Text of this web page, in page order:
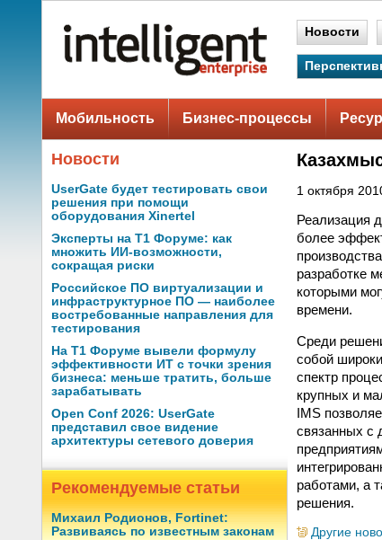
Новости
Мобильность Бизнес-процессы
Новости
UserGate будет тестировать свои
решения при помощи
оборудования Xinertel
Эксперты на Т1 Форуме: как
множить ИИ-возможности,
сокращая риски
Российское ПО виртуализации и
инфраструктурное ПО — наиболее
востребованные направления для
тестирования
На Т1 Форуме вывели формулу
эффективности ИТ с точки зрения
бизнеса: меньше тратить, больше
зарабатывать
Open Conf 2026: UserGate
представил свое видение
архитектуры сетевого доверия
Рекомендуемые статьи
Михаил Родионов, Fortinet:
Развиваясь по известным законам
1 октября
Реализация
более
разработке
которыми
времени.
Среди
собой
спектр
крупных и
IMS
связанных с
работами, а
решения.
Другие